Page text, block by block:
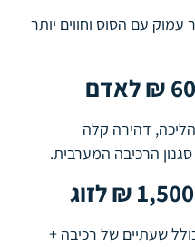
עם הסוס וחווים יותר
דהירה קלה
הרכיבה המערבית.
שעתיים של רכיבה +